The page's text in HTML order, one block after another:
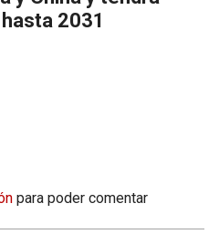
2031
para poder comentar